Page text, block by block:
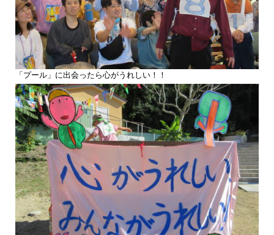
「プール」に出会ったら心がうれしい！！